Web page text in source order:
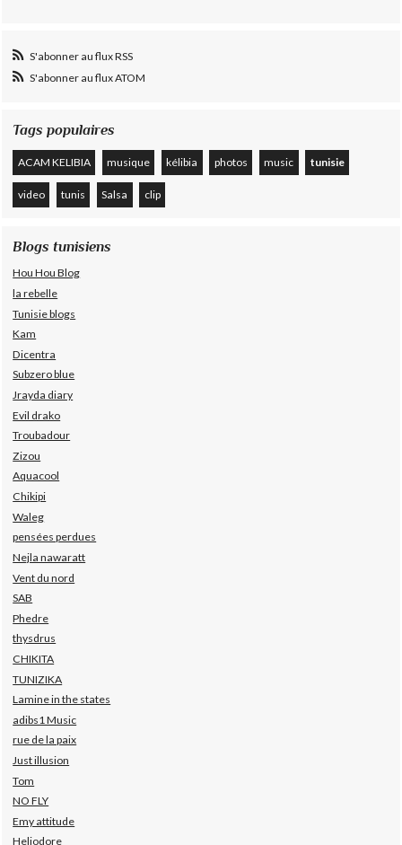
S'abonner au flux RSS
S'abonner au flux ATOM
Tags populaires
ACAM KELIBIA musique kélibia photos music tunisie
video tunis Salsa clip
Blogs tunisiens
Hou Hou Blog
la rebelle
Tunisie blogs
Kam
Dicentra
Subzero blue
Jrayda diary
Evil drako
Troubadour
Zizou
Aquacool
Chikipi
Waleg
pensées perdues
Nejla nawaratt
Vent du nord
SAB
Phedre
thysdrus
CHIKITA
TUNIZIKA
Lamine in the states
adibs1 Music
rue de la paix
Just illusion
Tom
NO FLY
Emy attitude
Heliodore